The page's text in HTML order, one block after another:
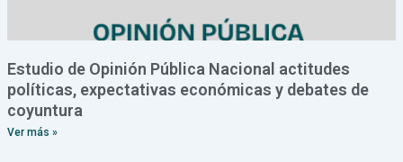
Estudio de Opinión Pública Nacional actitudes
políticas, expectativas económicas y debates de
coyuntura
Ver más »